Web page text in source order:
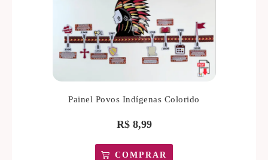
Painel Povos Indígenas Colorido
R$8,99
COMPRAR